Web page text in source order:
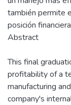
también permite
posición
Abstract
This final
profitability of a
manufacturing
company's